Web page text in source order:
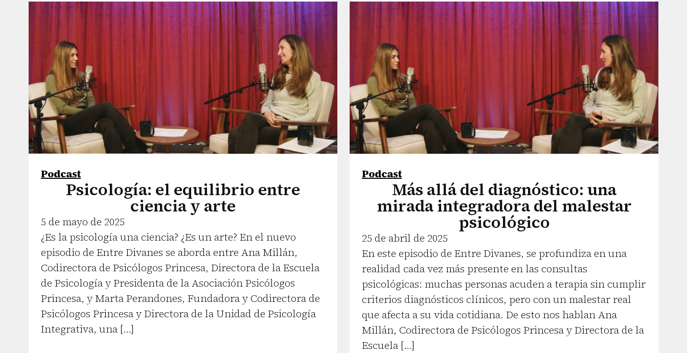
Podcast
Psicología: el equilibrio entre
ciencia y arte
5 de mayo de 2025
¿Es la psicología una ciencia? ¿Es un arte? En el nuevo
episodio de Entre Divanes se aborda entre Ana Millán,
Codirectora de Psicólogos Princesa, Directora de la Escuela
de Psicología y Presidenta de la Asociación Psicólogos
Princesa, y Marta Perandones, Fundadora y Codirectora de
Psicólogos Princesa y Directora de la Unidad de Psicología
Integrativa, una […]
Podcast
Más allá del diagnóstico: una
mirada integradora del malestar
psicológico
25 de abril de 2025
En este episodio de Entre Divanes, se profundiza en una
realidad cada vez más presente en las consultas
psicológicas: muchas personas acuden a terapia sin cumplir
criterios diagnósticos clínicos, pero con un malestar real
que afecta a su vida cotidiana. De esto nos hablan Ana
Millán, Codirectora de Psicólogos Princesa y Directora de la
Escuela […]